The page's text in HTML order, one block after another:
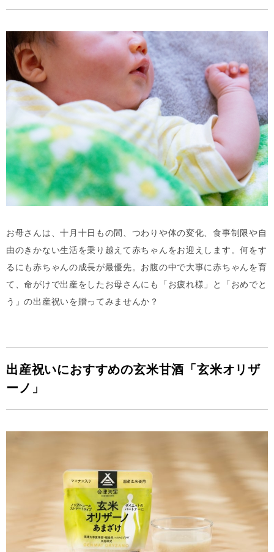
お母さんは、十月十日もの間、つわりや体の変化、食事制限や自
由のきかない生活を乗り越えて赤ちゃんをお迎えします。何をす
るにも赤ちゃんの成長が最優先。お腹の中で大事に赤ちゃんを育
て、命がけで出産をしたお母さんにも「お疲れ様」と「おめでと
う」の出産祝いを贈ってみませんか？
出産祝いにおすすめの玄米甘酒「玄米オリザ
ーノ」